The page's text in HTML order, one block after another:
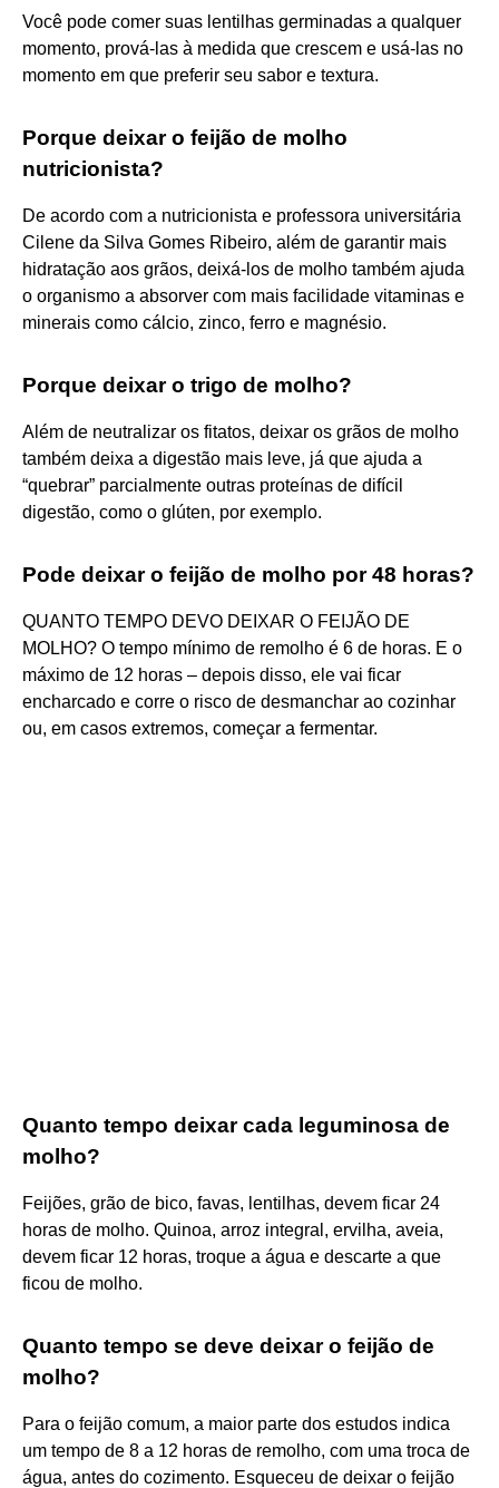
Você pode comer suas lentilhas germinadas a qualquer
momento, prová-las à medida que crescem e usá-las no
momento em que preferir seu sabor e textura.
Porque deixar o feijão de molho
nutricionista?
De acordo com a nutricionista e professora universitária
Cilene da Silva Gomes Ribeiro, além de garantir mais
hidratação aos grãos, deixá-los de molho também ajuda
o organismo a absorver com mais facilidade vitaminas e
minerais como cálcio, zinco, ferro e magnésio.
Porque deixar o trigo de molho?
Além de neutralizar os fitatos, deixar os grãos de molho
também deixa a digestão mais leve, já que ajuda a
“quebrar” parcialmente outras proteínas de difícil
digestão, como o glúten, por exemplo.
Pode deixar o feijão de molho por 48 horas?
QUANTO TEMPO DEVO DEIXAR O FEIJÃO DE
MOLHO? O tempo mínimo de remolho é 6 de horas. E o
máximo de 12 horas – depois disso, ele vai ficar
encharcado e corre o risco de desmanchar ao cozinhar
ou, em casos extremos, começar a fermentar.
Quanto tempo deixar cada leguminosa de
molho?
Feijões, grão de bico, favas, lentilhas, devem ficar 24
horas de molho. Quinoa, arroz integral, ervilha, aveia,
devem ficar 12 horas, troque a água e descarte a que
ficou de molho.
Quanto tempo se deve deixar o feijão de
molho?
Para o feijão comum, a maior parte dos estudos indica
um tempo de 8 a 12 horas de remolho, com uma troca de
água, antes do cozimento. Esqueceu de deixar o feijão